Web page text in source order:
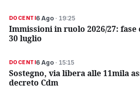
DOCENTI6 Ago· 19:25
Immissioni in ruolo 2026/27:
30 luglio
DOCENTI6 Ago· 15:15
Sostegno, via libera alle 11mila
decreto Cdm